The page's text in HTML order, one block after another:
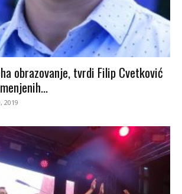
obrazovanje, tvrdi Filip Cvetković
2019